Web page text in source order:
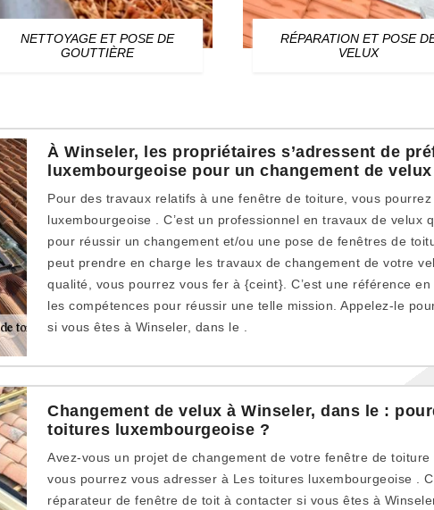
NETTOYAGE ET POSE DE
GOUTTIÈRE
RÉPARATION ET POSE
VELUX
À Winseler, les propriétaires s’adressent de
luxembourgeoise pour un changement de velux
Pour des travaux relatifs à une fenêtre de toiture, vous
luxembourgeoise . C’est un professionnel en travaux de velux
pour réussir un changement et/ou une pose de fenêtres de
peut prendre en charge les travaux de changement de votre
qualité, vous pourrez vous fer à {ceint}. C’est une référence
les compétences pour réussir une telle mission. Appelez-le
si vous êtes à Winseler, dans le .
Changement de velux à Winseler, dans le :
toitures luxembourgeoise ?
Avez-vous un projet de changement de votre fenêtre de toiture
vous pourrez vous adresser à Les toitures luxembourgeoise .
réparateur de fenêtre de toit à contacter si vous êtes à